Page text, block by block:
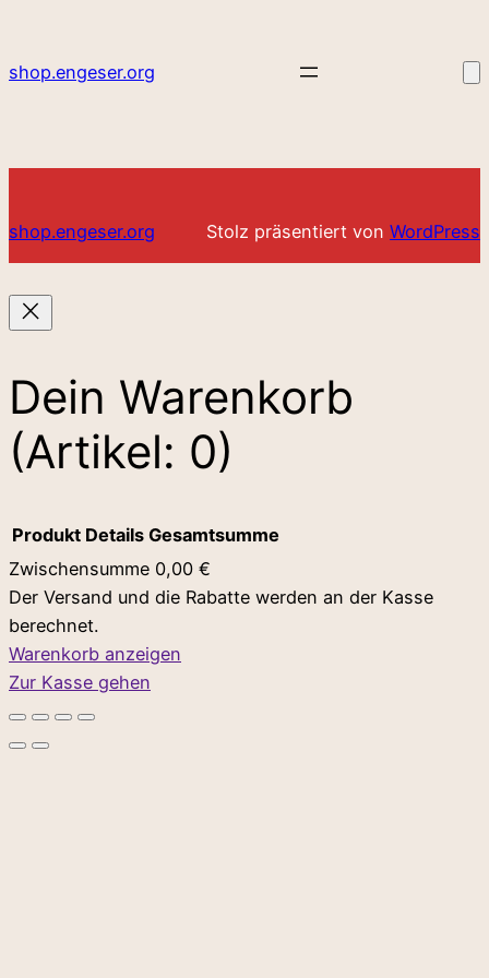
shop.engeser.org
shop.engeser.org Stolz präsentiert von WordPress
Dein Warenkorb
(Artikel: 0)
Produkte
im
Warenkorb
Produkt Details Gesamtsumme
Zwischensumme 0,00 €
Der Versand und die Rabatte werden an der Kasse
berechnet.
Warenkorb anzeigen
Zur Kasse gehen